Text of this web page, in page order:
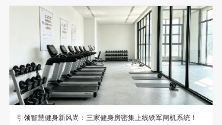
引领智慧健身新风尚：三家健身房密集上线铁军闸机系统！